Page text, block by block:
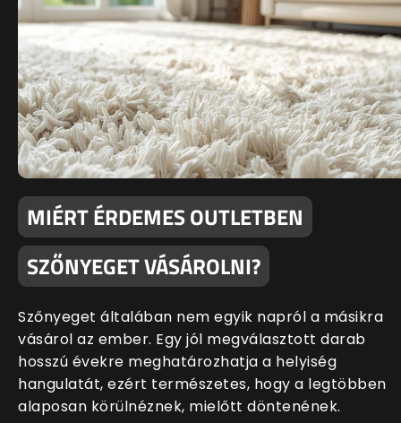
MIÉRT ÉRDEMES OUTLETBEN
SZŐNYEGET VÁSÁROLNI?
Szőnyeget általában nem egyik napról a másikra
vásárol az ember. Egy jól megválasztott darab
hosszú évekre meghatározhatja a helyiség
hangulatát, ezért természetes, hogy a legtöbben
alaposan körülnéznek, mielőtt döntenének.